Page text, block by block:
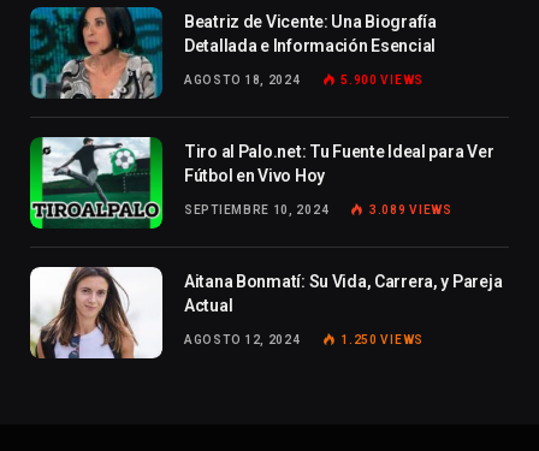
Beatriz de Vicente: Una Biografía
Detallada e Información Esencial
AGOSTO 18, 2024 5.900VIEWS
Tiro al Palo.net: Tu Fuente Ideal para Ver
Fútbol en Vivo Hoy
SEPTIEMBRE 10, 2024 3.089VIEWS
Aitana Bonmatí: Su Vida, Carrera, y Pareja
Actual
AGOSTO 12, 2024 1.250VIEWS